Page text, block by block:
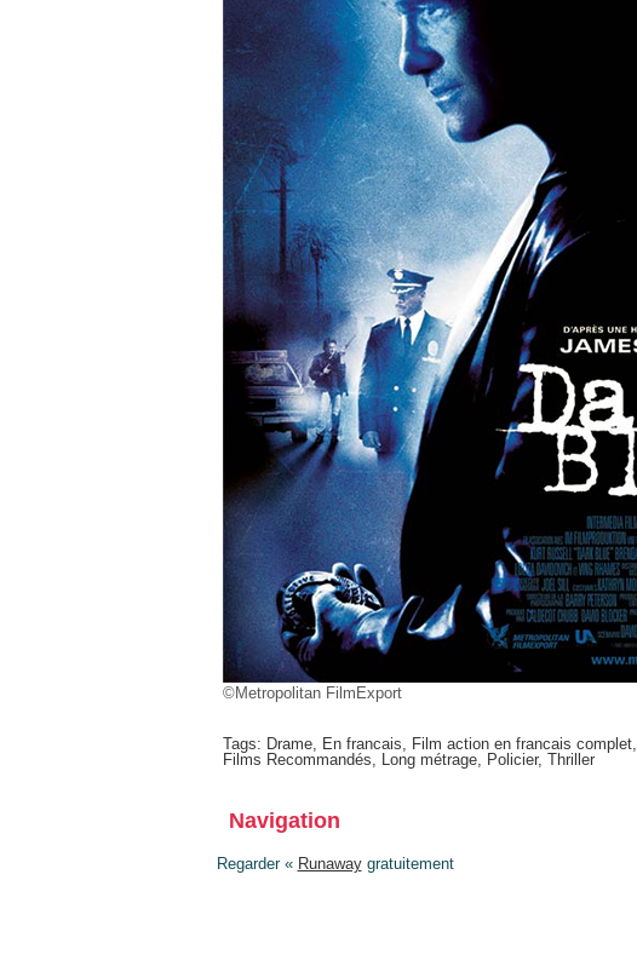
©Metropolitan FilmExport
Tags: Drame, En francais, Film action en francais complet,
Films Recommandés, Long métrage, Policier, Thriller
Navigation
Regarder « Runawaygratuitement